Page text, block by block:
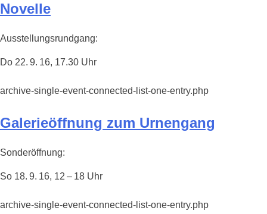
Novelle
Ausstellungsrundgang:
Do 22. 9. 16, 17.30 Uhr
archive-single-event-connected-list-one-entry.php
Galerieöffnung zum Urnengang
Sonderöffnung:
So 18. 9. 16, 12 – 18 Uhr
archive-single-event-connected-list-one-entry.php